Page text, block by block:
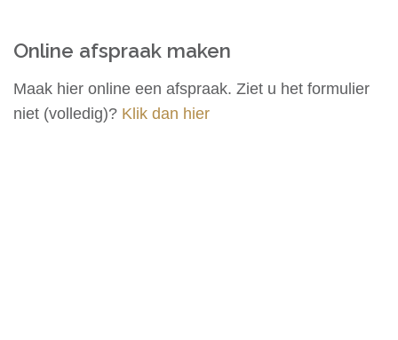
Online afspraak maken
Maak hier online een afspraak. Ziet u het formulier
niet (volledig)? Klik dan hier